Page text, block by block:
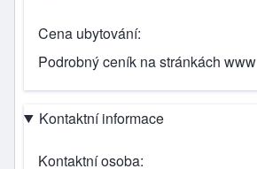
Cena ubytování
Podrobný ceník na stránkách www
Kontaktní informace
Kontaktní osoba